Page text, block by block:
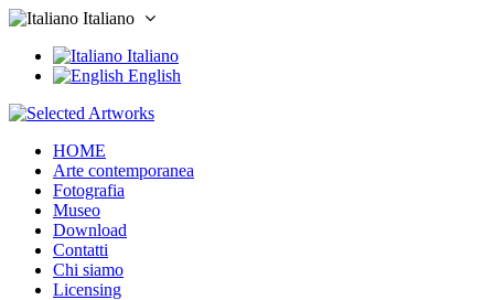
Italiano
Italiano
English
HOME
Arte contemporanea
Fotografia
Museo
Download
Contatti
Chi siamo
Licensing